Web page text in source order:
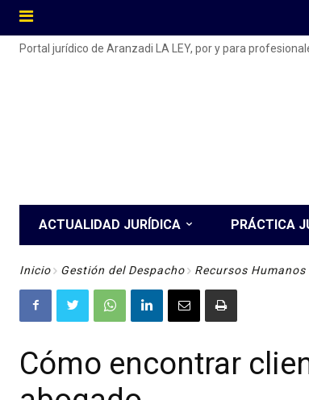
Portal jurídico de Aranzadi LA LEY, por y para
ACTUALIDAD JURÍDICA PRÁCTICA
Inicio Gestión del Despacho Recursos Humanos
Cómo encontrar